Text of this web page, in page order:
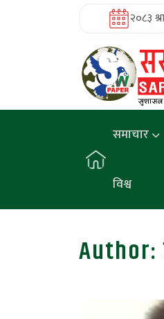
२०८३
समाचार
विश्व
Author: